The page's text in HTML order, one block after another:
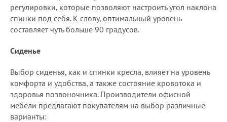
регулировки, которые позволяют настроить угол наклона
спинки под себя. К слову, оптимальный уровень
составляет чуть больше 90 градусов.
Сиденье
Выбор сиденья, как и спинки кресла, влияет на уровень
комфорта и удобства, а также состояние кровотока и
здоровья позвоночника. Производители офисной
мебели предлагают покупателям на выбор различные
варианты: